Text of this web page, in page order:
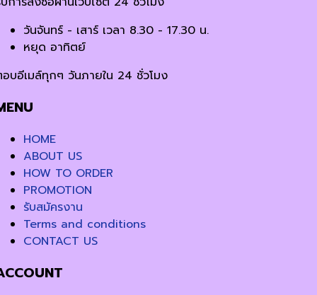
วันจันทร์ - เสาร์ เวลา 8.30 - 17.30 น.
หยุด อาทิตย์
บอีเมล์ทุกๆ วันภายใน 24 ชั่วโมง
HOME
ABOUT US
HOW TO ORDER
PROMOTION
รับสมัครงาน
Terms and conditions
CONTACT US